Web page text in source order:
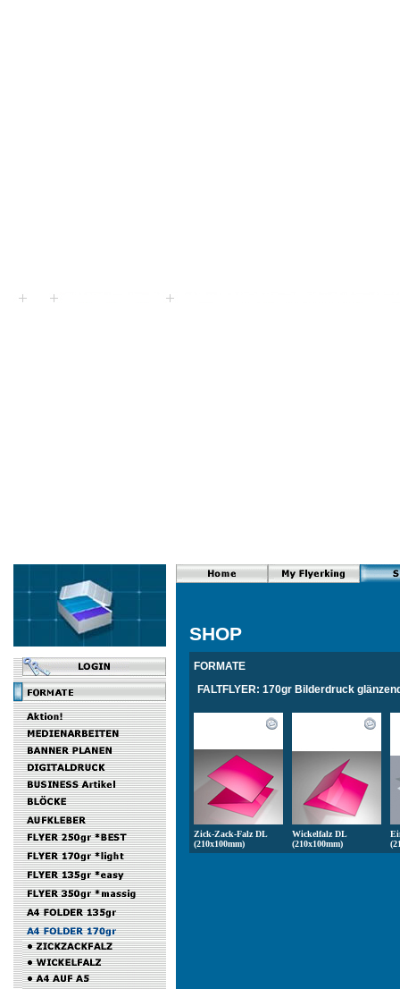
SHOP
FORMATE
FALTFLYER: 170gr Bilderdruck
Zick-Zack-Falz DL
(210x100mm)
Wickelfalz DL
(210x100mm)